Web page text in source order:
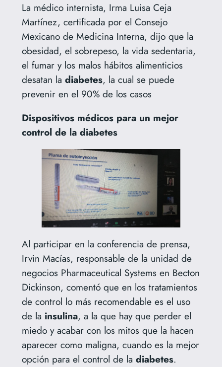
La médico internista, Irma Luisa Ceja
Martínez, certificada por el Consejo
Mexicano de Medicina Interna, dijo que la
obesidad, el sobrepeso, la vida sedentaria,
el fumar y los malos hábitos alimenticios
desatan la diabetes, la cual se puede
prevenir en el 90% de los casos
Dispositivos médicos para un mejor
control de la diabetes
Al participar en la conferencia de prensa,
Irvin Macías, responsable de la unidad de
negocios Pharmaceutical Systems en Becton
Dickinson, comentó que en los tratamientos
de control lo más recomendable es el uso
de la insulina, a la que hay que perder el
miedo y acabar con los mitos que la hacen
aparecer como maligna, cuando es la mejor
opción para el control de la diabetes.